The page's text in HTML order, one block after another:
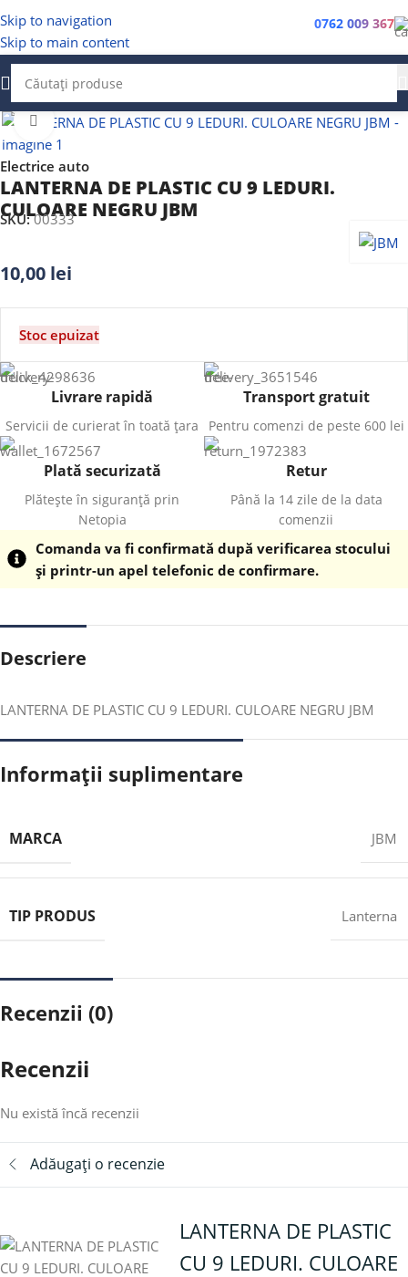
Skip to navigation
Skip to main content
0762 009 367
Faceți clic pentru a mări
Electrice auto
LANTERNA DE PLASTIC CU 9 LEDURI.
CULOARE NEGRU JBM
SKU:00333
10,00 lei
Stoc epuizat
Livrare rapidă
Servicii de curierat în toată țara
Transport gratuit
Pentru comenzi de peste 600 lei
Plată securizată
Plătește în siguranță prin
Netopia
Retur
Până la 14 zile de la data
comenzii
Comanda va fi confirmată după verificarea stocului
și printr-un apel telefonic de confirmare.
Descriere
LANTERNA DE PLASTIC CU 9 LEDURI. CULOARE NEGRU JBM
Informații suplimentare
MARCA JBM
TIP PRODUS Lanterna
Recenzii (0)
Recenzii
Nu există încă recenzii
Adăugați o recenzie
LANTERNA DE PLASTIC
CU 9 LEDURI. CULOARE